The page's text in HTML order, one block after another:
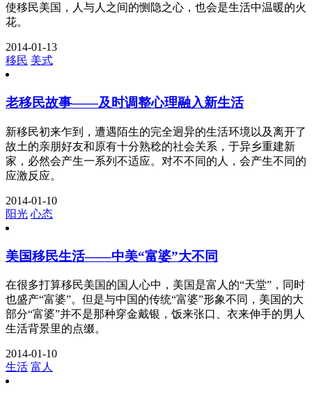
使移民美国，人与人之间的恻隐之心，也会是生活中温暖的火
花。
2014-01-13
移民 美式
老移民故事——及时调整心理融入新生活
新移民初来乍到，遭遇陌生的完全迥异的生活环境以及离开了
故土的亲朋好友和原有十分熟稔的社会关系，于异乡重建新
家，必然会产生一系列不适应。对不不同的人，会产生不同的
应激反应。
2014-01-10
阳光 心态
美国移民生活——中美“富婆”大不同
在很多打算移民美国的国人心中，美国是富人的“天堂”，同时
也盛产“富婆”。但是与中国的传统“富婆”形象不同，美国的大
部分“富婆”并不是那种穿金戴银，饭来张口、衣来伸手的男人
生活背景里的点缀。
2014-01-10
生活 富人